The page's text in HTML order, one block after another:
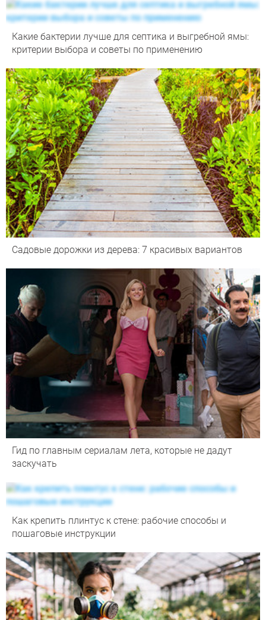
Какие бактерии лучше для септика и выгребной ямы:
критерии выбора и советы по применению
Садовые дорожки из дерева: 7 красивых вариантов
Гид по главным сериалам лета, которые не дадут
заскучать
Как крепить плинтус к стене: рабочие способы и
пошаговые инструкции